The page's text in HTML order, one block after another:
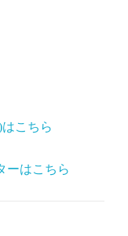
こちら
ーはこちら